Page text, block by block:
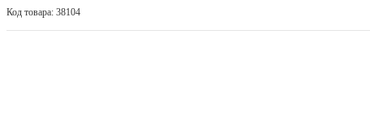
Код товара: 38104